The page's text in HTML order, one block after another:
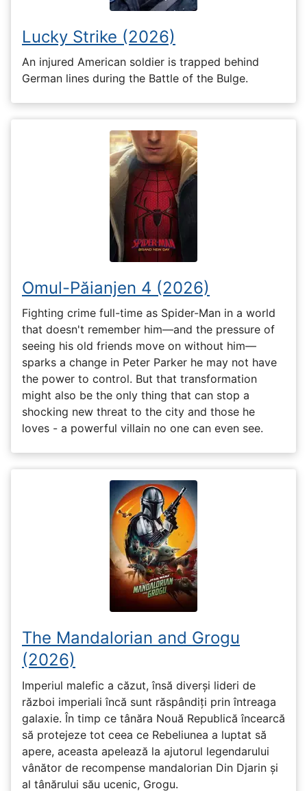
Lucky Strike (2026)
An injured American soldier is trapped behind
German lines during the Battle of the Bulge.
Omul-Păianjen 4 (2026)
Fighting crime full-time as Spider-Man in a world
that doesn't remember him—and the pressure of
seeing his old friends move on without him—
sparks a change in Peter Parker he may not have
the power to control. But that transformation
might also be the only thing that can stop a
shocking new threat to the city and those he
loves - a powerful villain no one can even see.
The Mandalorian and Grogu
(2026)
Imperiul malefic a căzut, însă diverși lideri de
război imperiali încă sunt răspândiți prin întreaga
galaxie. În timp ce tânăra Nouă Republică încearcă
să protejeze tot ceea ce Rebeliunea a luptat să
apere, aceasta apelează la ajutorul legendarului
vânător de recompense mandalorian Din Djarin și
al tânărului său ucenic, Grogu.